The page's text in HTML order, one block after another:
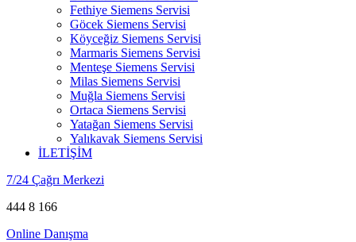
Fethiye Siemens Servisi
Göcek Siemens Servisi
Köyceğiz Siemens Servisi
Marmaris Siemens Servisi
Menteşe Siemens Servisi
Milas Siemens Servisi
Muğla Siemens Servisi
Ortaca Siemens Servisi
Yatağan Siemens Servisi
Yalıkavak Siemens Servisi
İLETİŞİM
7/24 Çağrı Merkezi
444 8 166
Online Danışma